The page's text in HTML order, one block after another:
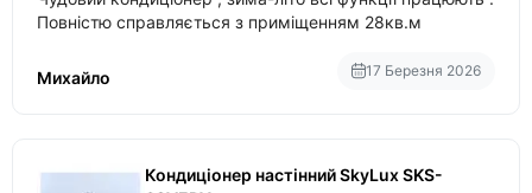
Повністю справляється з приміщенням 28кв.м
Михайло 17 Березня 2026
Кондиціонер настінний SkyLux SKS-